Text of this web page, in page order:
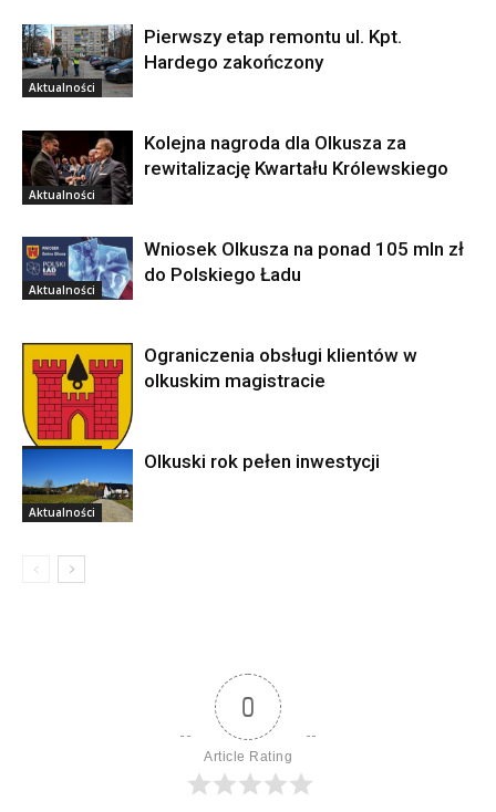
Aktualności
Pierwszy etap remontu ul. Kpt.
Hardego zakończony
Aktualności
Kolejna nagroda dla Olkusza za
rewitalizację Kwartału Królewskiego
Aktualności
Wniosek Olkusza na ponad 105 mln zł
do Polskiego Ładu
Aktualności
Ograniczenia obsługi klientów w
olkuskim magistracie
Aktualności
Olkuski rok pełen inwestycji
0
Article Rating